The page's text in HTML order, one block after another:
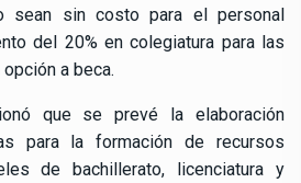
sean sin costo para el personal
del 20% en colegiatura para las
a beca.
que se prevé la elaboración
para la formación de recursos
de bachillerato, licenciatura y